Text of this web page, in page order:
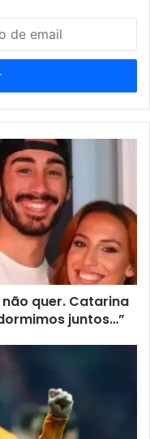
quer. Catarina
juntos…”